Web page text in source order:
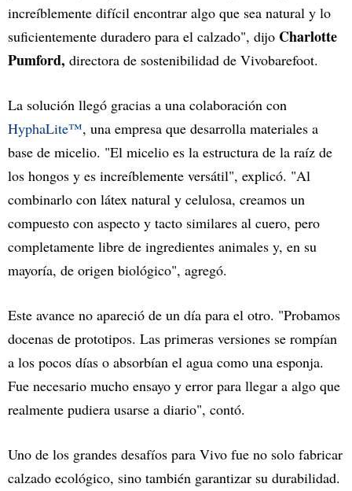
increíblemente difícil encontrar algo que sea natural y lo
suficientemente duradero para el calzado", dijo Charlotte
Pumford, directora de sostenibilidad de Vivobarefoot.
La solución llegó gracias a una colaboración con
HyphaLite™, una empresa que desarrolla materiales a
base de micelio. "El micelio es la estructura de la raíz de
los hongos y es increíblemente versátil", explicó. "Al
combinarlo con látex natural y celulosa, creamos un
compuesto con aspecto y tacto similares al cuero, pero
completamente libre de ingredientes animales y, en su
mayoría, de origen biológico", agregó.
Este avance no apareció de un día para el otro. "Probamos
docenas de prototipos. Las primeras versiones se rompían
a los pocos días o absorbían el agua como una esponja.
Fue necesario mucho ensayo y error para llegar a algo que
realmente pudiera usarse a diario", contó.
Uno de los grandes desafíos para Vivo fue no solo fabricar
calzado ecológico, sino también garantizar su durabilidad.